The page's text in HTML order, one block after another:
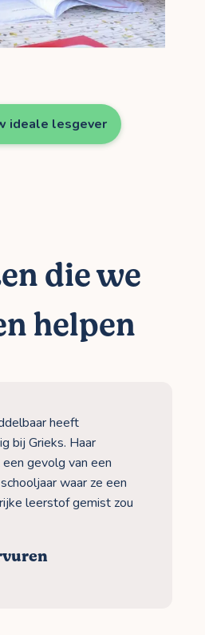
ideale lesgever
die we
helpen
heeft
bij Grieks. Haar
gevolg van een
waar ze een
leerstof gemist zou